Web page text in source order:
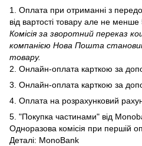
1. Оплата при отриманні з
від вартості товару але не менше
Комісія за зворотний переказ
компанією Нова Пошта
товару.
2. Онлайн-оплата карткою за
3. Онлайн-оплата карткою за
4. Оплата на розрахунковий
5. "Покупка частинами" від
Одноразова комісія при першій
Деталі: MonoBank